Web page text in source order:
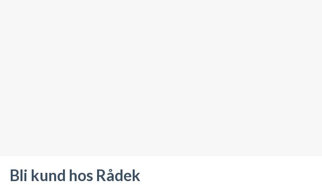
Bli kund hos Rådek